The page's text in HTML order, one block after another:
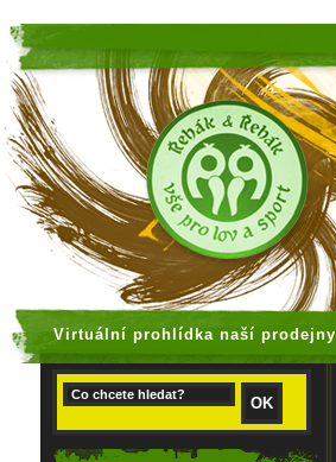
Virtuální prohlídka naší prodejny